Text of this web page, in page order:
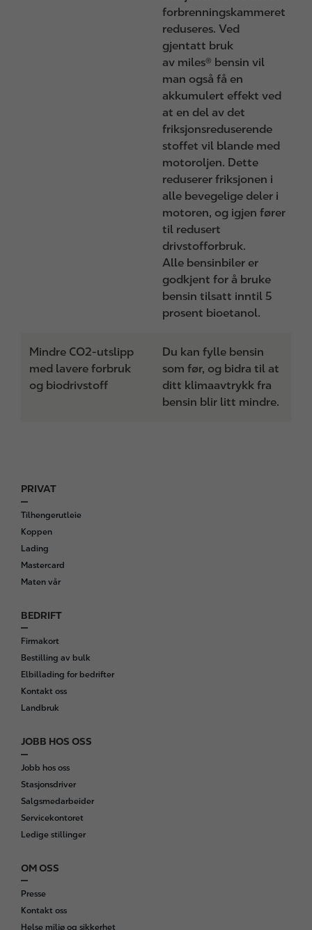
forbrenningskammeret
reduseres. Ved
gjentatt bruk
av miles® bensin vil
man også få en
akkumulert effekt ved
at en del av det
friksjonsreduserende
stoffet vil blande med
motoroljen. Dette
reduserer friksjonen i
alle bevegelige deler i
motoren, og igjen fører
til redusert
drivstofforbruk.
Alle bensinbiler er
godkjent for å bruke
bensin tilsatt inntil 5
prosent bioetanol.
Mindre CO2-utslipp
med lavere forbruk
og biodrivstoff
Du kan fylle bensin
som før, og bidra til at
ditt klimaavtrykk fra
bensin blir litt mindre.
F
o
o
t
e
r
PRIVAT
Tilhengerutleie
Koppen
Lading
Mastercard
Maten vår
BEDRIFT
Firmakort
Bestilling av bulk
Elbillading for bedrifter
Kontakt oss
Landbruk
JOBB HOS OSS
Jobb hos oss
Stasjonsdriver
Salgsmedarbeider
Servicekontoret
Ledige stillinger
OM OSS
Presse
Kontakt oss
Helse miljø og sikkerhet